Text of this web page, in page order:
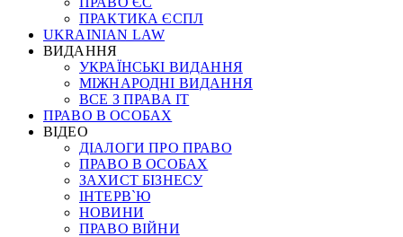
ПРАКТИКА ЄСПЛ
UKRAINIAN LAW
ВИДАННЯ
УКРАЇНСЬКІ ВИДАННЯ
МІЖНАРОДНІ ВИДАННЯ
ВСЕ З ПРАВА ІТ
ПРАВО В ОСОБАХ
ВІДЕО
ДІАЛОГИ ПРО ПРАВО
ПРАВО В ОСОБАХ
ЗАХИСТ БІЗНЕСУ
ІНТЕРВ`Ю
НОВИНИ
ПРАВО ВІЙНИ